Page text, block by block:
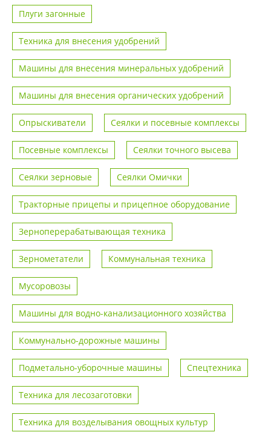
Плуги загонные
Техника для внесения удобрений
Машины для внесения минеральных удобрений
Машины для внесения органических удобрений
Опрыскиватели Сеялки и посевные комплексы
Посевные комплексы Сеялки точного высева
Сеялки зерновые Сеялки Омички
Тракторные прицепы и прицепное оборудование
Зерноперерабатывающая техника
Зернометатели Коммунальная техника
Мусоровозы
Машины для водно-канализационного хозяйства
Коммунально-дорожные машины
Подметально-уборочные машины Спецтехника
Техника для лесозаготовки
Техника для возделывания овощных культур